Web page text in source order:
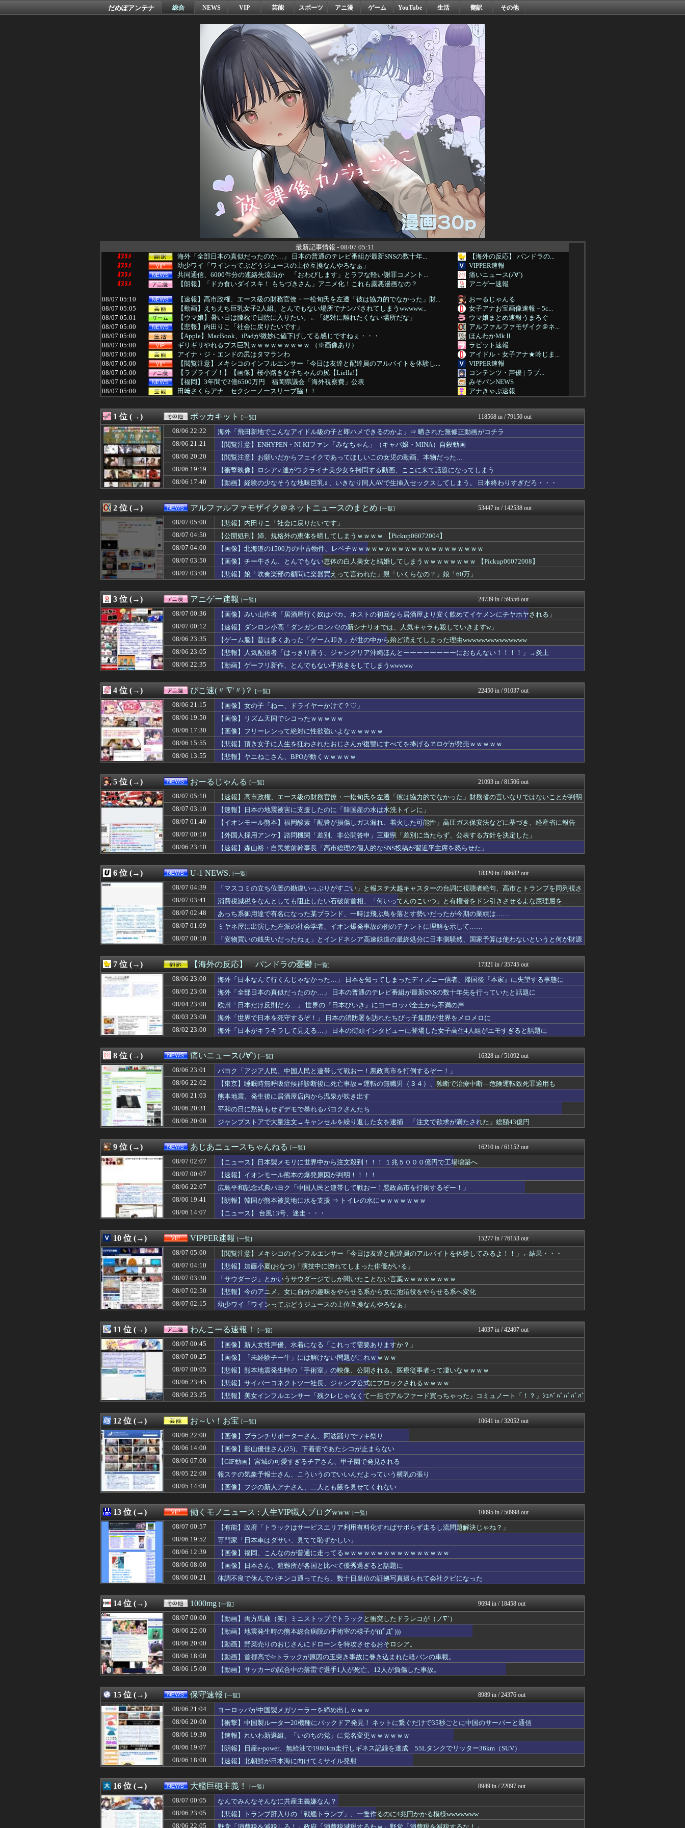
だめぽアンテナ 総合 NEWS VIP 芸能 スポーツ アニ漫 ゲーム YouTube 生活 翻訳 その他
最新記事情報 - 08/07 05:11
ｵﾇﾇﾒ
海外「全部日本の真似だったのか…」 日本の普通のテレビ番組が最新SNSの数十年...
【海外の反応】 パンドラの...
ｵﾇﾇﾒ
幼少ワイ「ワインってぶどうジュースの上位互換なんやろなぁ」
VIPPER速報
ｵﾇﾇﾒ
共同通信、6000件分の連絡先流出か 「おわびします」とラフな軽い謝罪コメント...
痛いニュース(ﾉ∀`)
ｵﾇﾇﾒ
【朗報】「ドカ食いダイスキ！ もちづきさん」アニメ化！これも露悪漫画なの？
アニゲー速報
08/07 05:10
【速報】高市政権、エース級の財務官僚・一松旬氏を左遷「彼は協力的でなかった」財...
おーるじゃんる
08/07 05:05
【動画】えちえち巨乳女子2人組、とんでもない場所でナンパされてしまうwwwww...
女子アナお宝画像速報－5c...
08/07 05:01
【ウマ娘】暑い日は膝枕で日陰に入りたい。←「絶対に離れたくない場所だな」
ウマ娘まとめ速報うまろぐ
08/07 05:00
【悲報】内田りこ「社会に戻りたいです」
アルファルファモザイク＠ネ...
08/07 05:00
【Apple】MacBook、iPadが微妙に値下げしてる感じですねぇ・・・
ほんわかMkⅡ
08/07 05:00
ギリギリやれるブス巨乳ｗｗｗｗｗｗｗｗｗ （※画像あり）
ラビット速報
08/07 05:00
アイナ・ジ・エンドの尻はタマランわ
アイドル・女子アナ★吟じま...
08/07 05:00
【閲覧注意】メキシコのインフルエンサー「今日は友達と配達員のアルバイトを体験し...
VIPPER速報
08/07 05:00
【ラブライブ！】【画像】桜小路きな子ちゃんの尻【Liella!】
コンテンツ・声優 | ラブ...
08/07 05:00
【福岡】3年間で2億6500万円 福岡県議会「海外視察費」公表
みそパンNEWS
08/07 05:00
田﨑さくらアナ セクシーノースリーブ脇！！
アナきゃぷ速報
08/07 04:55
「投資不適格になりつつある」ブルームバーグが突き付けた韓国金融市場の崖っぷち ...
国難にあってもの申す！！
08/07 04:50
【公開処刑】姉、規格外の恵体を晒してしまうｗｗｗｗ 【Pickup060720...
アルファルファモザイク＠ネ...
08/07 04:45
「Linuxで十分じゃね…？」世界が気付き始める Linuxの市場シェアが初め...
(*ﾟ∀ﾟ)ゞカガクニュー...
08/07 04:45
「Linuxで十分じゃね…？」世界が気付き始める Linuxの市場シェアが初め...
VIPワイドガイド
08/07 04:41
タブレットのバッテリーが膨らんで画面が剥がれてきたんやが
08/07 04:39
ドラマ「親愛なる夫へ」を語ろう
08/07 04:39
「マスコミの立ち位置の勘違いっぷりがすごい」と報ステ大越キャスターの台詞に視聴...
U-1 NEWS.
08/07 04:30
◆悲報◆韓国警察、大韓サッカー協会を家宅捜索 代表監督選考巡り
WorldFootball...
08/07 04:25
【悲報】ソープでイッた後に嬢の耳元で「好き」って囁く瞬間ｗｗｗｗｗｗｗｗwww...
バズッター速報
08/07 04:19
【画像】松本人志さん、大勢の若いファンに囲まれてご満悦wwwwwwwwwwww...
芸能人の気になる噂
08/07 04:19
日本の商船が中国に臨検された場合は「台湾軍が対応」と台湾軍トップ！
軍事・ミリタリー速報☆彡
08/07 04:19
カープ、最下位転落も3位が射程圏内。新井監督「特別な日の試合だったので負けて悔...
08/07 04:18
綾瀬はるかの丸出し上半身ヤバすぎだってwwwwwww
芸能人の気になる噂
08/07 04:15
ぼく「妹がぼくの子供を妊娠したんだ…」父「！？実は俺と母さんも兄妹なんだ」ぼく...
08/07 04:12
【悲報】立川志らく、ガチでブチギレてしまう！！！！！！
NEWSまとめもりー｜2c...
08/07 04:10
【画像】NHKに出た仙台育英の野球部JKマネージャー、ガチで可愛いぞ
まとめ芸能＠美女画像まとめ...
08/07 04:10
【悲報】加藤小夏(おなつ)「演技中に惚れてしまった俳優がいる」
VIPPER速報
08/07 04:09
【福岡】西鉄、天神駅と薬院駅の駅構内で不審な音声（下ネタ）が流れる 第三者が不...
コノユビニュース｜みんなの...
08/07 04:05
【画像】ボスJK、撮られるｗｗｗｗｗｗｗｗｗｗ
不思議.net - 5ch...
08/07 04:05
ケガが多かったプロ野球選手※多村仁志禁止
ツバメ速報＠ヤクルトスワロ...
08/07 04:05
【衝撃】きゃりーぱみゅぱみゅ 本名をさらりと告白
V系まとめ速報
08/07 04:05
取り放題でてんこ盛りにしてるのはまあ見かけるが持ち帰りはなしでしょう、、、
子育てちゃんねる
08/07 04:05
フラれるじゃなく、フる側の曲
がーるずレポート - ガー...
08/07 04:05
【画像】エチビデ女優さん、番組の企画でハッスルしすぎてしまうｗｗｗｗｗｗ
女子アナお宝画像速報－5c...
08/07 04:03
【画像】森香澄さんのJK姿😍ｗｗ😍ｗ😍ｗｗｗ😍ｗｗｗｗｗｗ
いたしん！
08/07 04:03
【画像】元・小倉優香さん、水着グラビア復帰してシコらせにくるｗ
Zチャンネル＠VIP
08/07 04:03
【悲報】サイバーコネクトツーの松山氏、JUMP公式にブロックされるｗｗｗｗｗｗ...
08/07 04:01
【ウマ娘】アイちゃんとフサパンの水着、DKPIとDKPIが触れてる構図が良き…
ウマ娘まとめ速報うまろぐ
08/07 04:00
早食いしてる奴、マジでヤバイぞ・・・
オレ的ゲーム速報＠刃
08/07 04:00
【画像】キズナアイが今年で10周年ってマジ？wwwwwwwwwwwwwwwww
08/07 04:00
劇団員やってる友達からたまにチケット買わされるから見に行くんやけどさ・・・
ネラーボイス
08/07 04:00
もこうのKICK・Youtube配信にもNightbotみたいなコメント制御ツ...
08/07 04:00
【天文】太陽に含まれる「銀」は従来推定よりも約55％多かった？ 隕石の分析結果...
08/07 04:00
【画像】北海道の1500万の中古物件、レベチｗｗｗｗｗｗｗｗｗｗｗｗｗｗｗｗｗ...
アルファルファモザイク＠ネ...
08/07 04:00
【ウマ娘】今日はボサボサな忠犬ミラ公たち
パカ娘速報！！ウマ娘まとめ...
08/07 04:00
【ラブライブ！】🌙🐈‍⬛「うちのオタクは社畜かボンボン」（世界の平均睡眠時間ラ...
08/07 03:57
合コンで出会った超しつこい男にブチギレて帰宅。それから3ヶ月、突然携帯に着信が...
婚外ちゃんねる
08/07 03:55
三重県警察 鈴鹿サーキットでパレード走行訓練中だった白バイが転倒事故 20代の...
国難にあってもの申す！！
08/07 03:51
SpaceX、米国防関連技術保護を重視し供給連鎖から中国系を完全排除へ 供給業...
もえるあじあ(･∀･)
08/07 03:50
【画像】チー牛さん、とんでもない恵体の白人美女と結婚してしまうｗｗｗｗｗｗｗｗ...
アルファルファモザイク＠ネ...
【絶望】里帰り出産中の嫁と険悪…もう会わずに離婚したくなった理由がコレｗｗｗｗ
キスログ
08/07 03:41
消費税減税をなんとしても阻止したい石破前首相、「何いってんのこいつ」と有権者を...
U-1 NEWS.
08/07 03:39
子の保育園バザーに出そうと思っていた物をダンボール箱ごと持っていったママ。中身...
奥様は鬼女-DQN返しまと...
08/07 03:39
【ククパ】味付けがケチャップ、タイトルがスイーツ臭…。クックパッドで地雷レシピ...
奥様は鬼女-DQN返しまと...
08/07 03:39
小梨の私へ嫌味言ってたトメが、標的をコトメに変えた→トメ「いつになったら結婚す...
婚外ちゃんねる
08/07 03:34
【画像】Ado、おっぱいが小さい。【朗悲報】
08/07 03:33
【興奮】発情期の嫁のマ○コをチ◯コで擦りまくった結果ｗｗｗｗｗｗｗｗｗｗｗ
えっ!?またここのサイト?
08/07 03:32
【画像】ワイ、女性に手を褒められてめっちゃ嬉しかった
ダイエット速報＠2ちゃんね...
「サウダージ」とかいうサウダージでしか聞いたことない言葉ｗｗｗｗｗｗｗｗ
VIPPER速報
08/07 03:30
【画像】5億円を目の前にした吉岡里帆の顔ｗｗｗｗｗ
芸能人の気になる噂
08/07 03:30
【衝撃】嫁の不倫相手から『神対応』されて人生やり直せた結果ｗｗｗｗ
キスログ
08/07 03:26
【画像】 こんなだらしない体型の女子が好きなやついる？
芸能人の気になる噂
08/07 03:25
【悲報】格安ピンサロ行ってきたらｗｗｗｗｗｗｗｗｗｗｗwwww
バズッター速報
08/07 03:19
大人になってから共感できなくなったキャラ
がーるずレポート - ガー...
08/07 03:18
恋愛相談してくる職場の後輩(♀)に、勝手に不倫相手（本命）にされた。挙句その彼...
婚外ちゃんねる
08/07 03:18
【すごい話】余命半年と言われてたがウワキ夫捨てて義両親の介護やめたらガンが綺麗...
08/07 03:15
ラブホあるあるWVW
まとめCUP
08/07 03:12
【悲報】共同通信、ガチで逝く・・・・・・
NEWSまとめもりー｜2c...
08/07 03:11
【必見動画】熊本総合病院 地震発生時の手術室の映像が色んな意味で衝撃的だと話題...
正義の見方
【衝撃】妻の浮気が発覚…あのときの「音信不通の弟」の意味がヤバすぎたｗｗｗｗ
08/07 03:10
【速報】日本の地震被害に支援したのに「韓国産の水は水洗トイレに」
おーるじゃんる
08/07 03:09
【VCR RUST】葛葉達：7日目｜あまりに生々しすぎる陰キャムーブでギャルを...
トレンドの通り道
08/07 03:09
【子供】結局何歳差がベスト？？
がーるずレポート - ガー...
08/07 03:05
【画像】ダンス部さん、公式SNSで部員のエ○チな動画をあげてしまった結果ｗｗｗ...
女子アナお宝画像速報－5c...
08/07 03:03
【朗報】「誰からも好かれる主人公」の特徴、ガチで決まるｗｗｗｗ
08/07 03:03
【悲報】ワイ、上司、新入社員がスタバでパソコンやって企業秘密漏洩したから泣かし...
08/07 03:03
【驚愕】サッカー王国ブラジルで進むサッカー離れ 36％が「関心なし」
watch＠２ちゃんねる
08/07 03:01
【ウマ娘】昔の水着がそのまま入るジャーニー…まるで成長していない！？
ウマ娘まとめ速報うまろぐ
08/07 03:00
夫さん、妻に「天井のシミ数えてれば終わるでな」と押し倒されて性行為 → 凄いこ...
08/07 03:00
【天文】「系外衛星」を史上初めて発見か--しかし「衛星」の定義を揺るがす事態に...
08/07 03:00
【悲報】娘「吹奏楽部の顧問に楽器買えって言われた」親「いくらなの？」娘「60万...
アルファルファモザイク＠ネ...
08/07 03:00
【ラブライブ！】BLｺｽﾞｶﾎ…？🐉【蓮ノ空】
コンテンツ・声優 | ラブ...
08/07 03:00
【朗報】プチプチで有名な川上産業、社名を「プチプチ株式会社」に変更wwwww
ラビット速報
08/07 03:00
◆悲報◆韓国警察、韓国代表前監督を任意聴取…業務上背任などの容疑
WorldFootball...
08/07 03:00
海外「日本の科学者が猫の寿命を2倍に上げる注射剤を開発。これこそノーベル賞だろ...
ガラパゴスジャパン - 海...
【スターウォーズ】ライトセーバーって握りづらそうだよね…
韓国人「イ・ジュンソク、地方選挙で基礎議員1議席のみ獲得し『全て私の責任』と頭...
韓国ニュース反応まとめ
08/07 03:00
【食洗機】韓国人が騒ぐ「水洗い」は予備洗浄だった！日本の飲食店の衛生習慣を解説
08/07 02:57
ダシをちゃんととり薄色薄味に煮た煮物を、味見もせずに色を見ただけで「薄そうだか...
08/07 02:57
福祉タクシーで下校の女子生徒、一時心肺停止 同乗看護師は適切な処置行わず、生徒...
がーるずレポート - ガー...
08/07 02:57
家族用に入れておいたメモが泥よけになっただなんてｗｗ
奥様は鬼女-DQN返しまと...
08/07 02:55
千葉県袖ケ浦市「おむつ交換で噛みつかれ」看護助手の男を逮捕 90歳入院患者の顔...
国難にあってもの申す！！
08/07 02:50
【既視感】嫁の浮気でメール爆弾！2度目で取った行動がこれｗｗｗ
キスログ
08/07 02:50
【画像】関西2大美女 ←くっそかわいいと話題にｗｗｗ 【Pickup06072...
アルファルファモザイク＠ネ...
08/07 02:50
【悲報】今のアニメ、女に自分の趣味をやらせる系から女に池沼役をやらせる系へ変化
08/07 02:48
あっち系御用達で有名になった某ブランド、一時は飛ぶ鳥を落とす勢いだったが今期の...
U-1 NEWS.
08/07 02:45
【辺野古事故】日教組委員長「杜撰な計画、学校が責めを負うのは当然」としつつも、...
08/07 02:45
世間では神ゲーと言われているが個人的にはクソゲーだと思うゲーム挙げてけ
ゲーム魔人
08/07 02:40
矢田萌華ちゃんの瞳が綺麗すぎて吸い込まれる！！！【乃木坂46】
坂道情報通～乃木坂46まと...
08/07 02:40
高市首相、2年限定の消費減税「確実に戻す」発言は「私の覚悟」
とりのまるやき（保守）
08/07 02:39
なんかＧＪ出来ないというか…。泥に同情する気はないけど報告者も何だかなぁ…
奥様は鬼女-DQN返しまと...
08/07 02:39
若くして両親を亡くし年の離れた妹を育てた義兄。姪が十歳になった頃からおかしくな...
婚外ちゃんねる
08/07 02:39
【画像】これ超おすすめ
08/07 02:38
野村周平、下半身強調の「過激すぎる三角水着」公開でネットざわつき
08/07 02:37
【悲報】 週刊少年ジャンプさん、最大発行部数653万部から急降下でついに100...
フィルダースチョイス
08/07 02:34
【超画像】小倉ゆうか（元・小倉優香）が水着グラビア復帰ｗｗｗｗｗ
【サッカー まとめ】サカラ...
「プチプチ」を製造販売している川上産業、「プチプチ株式会社」に社名変更
【画像】坂道女子のバスト一覧ｗｗｗｗｗｗｗｗｗｗｗｗwｗｗｗｗ
芸能人の気になる噂
08/07 02:34
【画像】 セクシー女優・三浦恵理子、全裸ナマ乳がHすぎる
芸能人の気になる噂
08/07 02:30
【事実】「弱い男は救われない」ってのに女がブチ切れた理由ｗｗｗｗ
キスログ
08/07 02:30
【画像】 色白美肌のTikToker可愛すぎｗｗｗｗｗ
芸能人の気になる噂
08/07 02:25
【驚愕】ロシアの風俗事情をご覧くださいｗｗｗｗｗｗｗｗｗｗwwww
08/07 02:18
暑すぎぃからのキンキンに冷えてやがる！
08/07 02:18
言えば快くあげたのに無断でごっそり持っていくのはダメだろう
奥様は鬼女-DQN返しまと...
08/07 02:18
両替のことを「お金こまめてきます」って言っちゃったときに同僚から嫌味を言われた...
婚外ちゃんねる
08/07 02:17
日本の大相撲力士の引退後の姿に世界が騒然！←「これは素晴らしい！」（海外の反応...
08/07 02:15
幼少ワイ「ワインってぶどうジュースの上位互換なんやろなぁ」
08/07 02:15
FE万紫千紅さん、巨乳美少女を出してしまうｗｗ
げぇ速
08/07 02:13
岸田元首相､日米の円買い協調介入は｢一時しのぎに過ぎない｣｢財政政策､金融政策...
理想ちゃんねる
08/07 02:12
【悲報】日本の歴史、ついに『崩壊』してしまう・・・・・
NEWSまとめもりー｜2c...
08/07 02:12
LIAR GAME -ライアーゲーム- 第17話 感想：秋山さんの逆転の策がバ...
アニメつぶやき速報‼︎
08/07 02:10
【不倫願望】介護疲れした嫁を持つ男のリアルな本音が怖すぎる件ｗｗｗｗ
08/07 02:10
シカホワ村上宗隆、通訳なしで普通に会話。コーチ「今10段階で6ぐらい。来た時は...
スコールちゃんねる｜２ちゃ...
08/07 02:10
【画像】橋本マナミ、自宅の風呂場でHなパンティ姿を見せつける
まとめ芸能＠美女画像まとめ...
08/07 02:09
美味いウイスキーを教えてほしいんやが、オススメあるか🥃
08/07 02:07
【凶気】ウガンダサッカー界に衝撃 若き主将が死去 携帯電話強盗に抵抗した末に石...
【サッカー まとめ】サカラ...
08/07 02:07
【ニュース】日本製メモリに世界中から注文殺到！！！ １兆５０００億円で工場増築...
あじあニュースちゃんねる
08/07 02:05
【画像】道頓堀女子「暑すぎて服脱ごうかと思った」･･････････ﾊﾟｼｬｯ...
不思議.net - 5ch...
08/07 02:05
セミがうるさすぎる。明るくなったら即座に爆音で鳴き出して毎日朝4時に叩き起こし...
子育てちゃんねる
08/07 02:05
【動画】全男子の理想の乳首、ついに発見されるｗｗｗｗｗｗｗ
女子アナお宝画像速報－5c...
08/07 02:05
ヤムチャは繰気弾を強化していくべきだった
08/07 02:03
【動画】手術中に熊本地震直撃やばすぎ！！！！！
08/07 02:03
【朗報】ワンピースのロロノア・ゾロさん、ペローナちゃんとフラグが立ちまくるｗｗ...
アニはつ -アニメ発信場-
08/07 02:03
【動画】謎の女剣士が陰好み
いたしん！
08/07 02:03
【速報】れいわ新選組、さん、「いのちの党」に改名ｗｗｗｗ
08/07 02:02
【朗報】カプコン「デジタル販売が約9割、ディスク市場縮小の大きな影響は想定して...
08/07 02:02
アイナが乗っていた「高機動試作型ザク」ってよく考えると時系列がおかしいな GUNDAM.LOG｜ガン...
1 位 (→) ポッカキット [一覧] 118568 in / 79150 out
08/06 22:22
海外「飛田新地でこんなアイドル級の子と即ハメできるのかよ」⇒ 晒された無修正動画がコチラ
08/06 21:21
【閲覧注意】ENHYPEN・NI-KIファン「みなちゃん」（キャバ嬢・MINA）自殺動画
08/06 20:20
【閲覧注意】お願いだからフェイクであってほしいこの女児の動画、本物だった…
08/06 19:19
【衝撃映像】ロシア♂達がウクライナ美少女を拷問する動画、ここに来て話題になってしまう
08/06 17:40
【動画】経験の少なそうな地味巨乳♀、いきなり同人AVで生挿入セックスしてしまう。 日本終わりすぎだろ・・・
2 位 (→) アルファルファモザイク＠ネットニュースのまとめ [一覧] 53447 in / 142538 out
08/07 05:00
【悲報】内田りこ「社会に戻りたいです」
08/07 04:50
【公開処刑】姉、規格外の恵体を晒してしまうｗｗｗｗ 【Pickup06072004】
08/07 04:00
【画像】北海道の1500万の中古物件、レベチｗｗｗｗｗｗｗｗｗｗｗｗｗｗｗｗｗｗｗｗ
08/07 03:50
【画像】チー牛さん、とんでもない恵体の白人美女と結婚してしまうｗｗｗｗｗｗｗｗ 【Pickup06072008】
08/07 03:00
【悲報】娘「吹奏楽部の顧問に楽器買えって言われた」親「いくらなの？」娘「60万」
3 位 (→) アニゲー速報 [一覧] 24739 in / 59556 out
08/07 00:36
【画像】みい山作者「居酒屋行く奴はバカ。ホストの初回なら居酒屋より安く飲めてイケメンにチヤホヤされる」
08/07 00:12
【速報】ダンロン小高「ダンガンロンパ2の新シナリオでは、人気キャラも殺していきますw」
08/06 23:35
【ゲーム脳】昔は多くあった「ゲーム叩き」が世の中から殆ど消えてしまった理由wwwwwwwwwwwwww
08/06 23:05
【悲報】人気配信者「はっきり言う、ジャングリア沖縄ほんとーーーーーーーーにおもんない！！！！」→炎上
08/06 22:35
【動画】ゲーフリ新作、とんでもない手抜きをしてしまうwwwww
4 位 (→) ぴこ速(〃'∇'〃)？ [一覧] 22450 in / 91037 out
08/06 21:15
【画像】女の子「ねー、ドライヤーかけて？♡」
08/06 19:50
【画像】リズム天国でシコったｗｗｗｗｗ
08/06 17:30
【画像】フリーレンって絶対に性欲強いよなｗｗｗｗｗ
08/06 15:55
【悲報】頂き女子に人生を狂わされたおじさんが復讐にすべてを捧げるヱロゲが発売ｗｗｗｗｗ
08/06 13:55
【悲報】ヤニねこさん、BPOが動くｗｗｗｗｗ
5 位 (→) おーるじゃんる [一覧] 21093 in / 81506 out
08/07 05:10
【速報】高市政権、エース級の財務官僚・一松旬氏を左遷「彼は協力的でなかった」財務省の言いなりではないことが判明
08/07 03:10
【速報】日本の地震被害に支援したのに「韓国産の水は水洗トイレに」
08/07 01:40
【イオンモール熊本】福岡酸素「配管が損傷しガス漏れ、着火した可能性」高圧ガス保安法などに基づき、経産省に報告
08/07 00:10
【外国人採用アンケ】諮問機関「差別、非公開答申」三重県「差別に当たらず、公表する方針を決定した」
08/06 23:10
【速報】森山裕・自民党前幹事長「高市総理の個人的なSNS投稿が習近平主席を怒らせた」
6 位 (→) U-1 NEWS. [一覧] 18320 in / 89682 out
08/07 04:39
「マスコミの立ち位置の勘違いっぷりがすごい」と報ステ大越キャスターの台詞に視聴者絶句、高市とトランプを同列視さ
せようという思惑がひしひしと
08/07 03:41
消費税減税をなんとしても阻止したい石破前首相、「何いってんのこいつ」と有権者をドン引きさせるよな屁理屈を……
08/07 02:48
あっち系御用達で有名になった某ブランド、一時は飛ぶ鳥を落とす勢いだったが今期の業績は……
08/07 01:09
ミヤネ屋に出演した左派の社会学者、イオン爆発事故の例のテナントに理解を示して……
08/07 00:10
「安物買いの銭失いだったねぇ」とインドネシア高速鉄道の最終処分に日本側騒然、国家予算は使わないというと何が財源
7 位 (→) 【海外の反応】 パンドラの憂鬱 [一覧] 17321 in / 35745 out
08/06 23:00
海外「日本なんて行くんじゃなかった…」 日本を知ってしまったディズニー信者、帰国後『本家』に失望する事態に
08/05 23:00
海外「全部日本の真似だったのか…」 日本の普通のテレビ番組が最新SNSの数十年先を行っていたと話題に
08/04 23:00
欧州「日本だけ反則だろ…」 世界の『日本びいき』にヨーロッパ全土から不満の声
08/03 23:00
海外「世界で日本を死守するぞ！」 日本の消防署を訪れたちびっ子集団が世界をメロメロに
08/02 23:00
海外「日本がキラキラして見える…」 日本の街頭インタビューに登場した女子高生4人組がエモすぎると話題に
8 位 (→) 痛いニュース(ﾉ∀`) [一覧] 16328 in / 51092 out
08/06 23:01
パヨク「アジア人民、中国人民と連帯して戦おー！悪政高市を打倒するぞー！」
08/06 22:02
【東京】睡眠時無呼吸症候群診断後に死亡事故＝運転の無職男（３４）、独断で治療中断―危険運転致死罪適用も
08/06 21:03
熊本地震、発生後に居酒屋店内から温泉が吹き出す
08/06 20:31
平和の日に黙祷もせずデモで暴れるパヨクさんたち
08/06 20:00
ジャンプストアで大量注文→キャンセルを繰り返した女を逮捕 「注文で欲求が満たされた」総額43億円
9 位 (→) あじあニュースちゃんねる [一覧] 16210 in / 61152 out
08/07 02:07
【ニュース】日本製メモリに世界中から注文殺到！！！ １兆５０００億円で工場増築へ
08/07 00:07
【速報】イオンモール熊本の爆発原因が判明！！！！
08/06 22:07
広島平和記念式典パヨク「中国人民と連帯して戦おー！悪政高市を打倒するぞー！」
08/06 19:41
【朗報】韓国が熊本被災地に水を支援 ⇒ トイレの水にｗｗｗｗｗｗｗ
08/06 14:07
【ニュース】 台風13号、迷走・・・
10 位 (→) VIPPER速報 [一覧] 15277 in / 76153 out
08/07 05:00
【閲覧注意】メキシコのインフルエンサー「今日は友達と配達員のアルバイトを体験してみるよ！！」←結果・・・
08/07 04:10
【悲報】加藤小夏(おなつ)「演技中に惚れてしまった俳優がいる」
08/07 03:30
「サウダージ」とかいうサウダージでしか聞いたことない言葉ｗｗｗｗｗｗｗｗ
08/07 02:50
【悲報】今のアニメ、女に自分の趣味をやらせる系から女に池沼役をやらせる系へ変化
08/07 02:15
幼少ワイ「ワインってぶどうジュースの上位互換なんやろなぁ」
11 位 (→) わんこーる速報！ [一覧] 14037 in / 42407 out
08/07 00:45
【画像】新人女性声優、水着になる「これって需要ありますか？」
08/07 00:25
【画像】「未経験チー牛」には解けない問題がこれｗｗｗｗ
08/07 00:05
【悲報】熊本地震発生時の「手術室」の映像、公開される。医療従事者って凄いなｗｗｗｗ
08/06 23:45
【悲報】サイバーコネクトツー社長、ジャンプ公式にブロックされるｗｗｗｗ
08/06 23:25
【悲報】美女インフルエンサー「残クレじゃなくて一括でアルファード買っちゃった」コミュノート「！？」ｼｭﾊﾞﾊﾞﾊﾞﾊﾞﾊﾞ
12 位 (→) お～い！お宝 [一覧] 10641 in / 32052 out
08/06 22:00
【画像】ブランチリポーターさん、阿波踊りでワキ祭り
08/06 14:00
【画像】影山優佳さん(25)、下着姿であたシコが止まらない
08/06 07:00
【GIF動画】宮城の可愛すぎるチアさん、甲子園で発見される
08/05 22:00
報ステの気象予報士さん、こういうのでいいんだよっていう横乳の張り
08/05 14:00
【画像】フジの新人アナさん、二人とも腋を見せてくれない
13 位 (→) 働くモノニュース : 人生VIP職人ブログwww [一覧] 10095 in / 50998 out
08/07 00:57
【有能】政府「トラックはサービスエリア利用有料化すればサボらず走るし流問題解決じゃね？」
08/06 19:52
専門家「日本車はダサい、見てて恥ずかしい」
08/06 12:39
【画像】福岡、こんなのが普通に走ってるｗｗｗｗｗｗｗｗｗｗｗｗｗｗｗｗ
08/06 08:00
【画像】日本さん、避難所が各国と比べて優秀過ぎると話題に
08/06 00:21
体調不良で休んでパチンコ通ってたら、数十日単位の証拠写真撮られて会社クビになった
14 位 (→) 1000mg [一覧] 9694 in / 18458 out
08/07 00:00
【動画】両方馬鹿（笑）ミニストップでトラックと衝突したドラレコが（ノ∇`）
08/06 22:00
【動画】地震発生時の熊本総合病院の手術室の様子が(((ﾟДﾟ)))
08/06 20:00
【動画】野菜売りのおじさんにドローンを特攻させるおそロシア。
08/06 18:00
【動画】首都高で4tトラックが原因の玉突き事故に巻き込まれた軽バンの車載。
08/06 15:00
【動画】サッカーの試合中の落雷で選手1人が死亡、12人が負傷した事故。
15 位 (→) 保守速報 [一覧] 8989 in / 24376 out
08/06 21:04
ヨーロッパが中国製メガソーラーを締め出しｗｗｗ
08/06 20:00
【衝撃】中国製ルーター20機種にバックドア発見！ ネットに繋ぐだけで35秒ごとに中国のサーバーと通信
08/06 19:30
【速報】れいわ新選組、「いのちの党」に党名変更ｗｗｗｗｗｗ
08/06 19:07
【朗報】日産e-power、無給油で1980km走行しギネス記録を達成 55Lタンクでリッター36km（SUV）
08/06 18:00
【速報】北朝鮮が日本海に向けてミサイル発射
16 位 (→) 大艦巨砲主義！ [一覧] 8949 in / 22097 out
08/07 00:05
なんでみんなそんなに共産主義嫌なん？
08/06 23:05
【悲報】トランプ肝入りの「戦艦トランプ」、一隻作るのに4兆円かかる模様wwwwwww
08/06 22:05